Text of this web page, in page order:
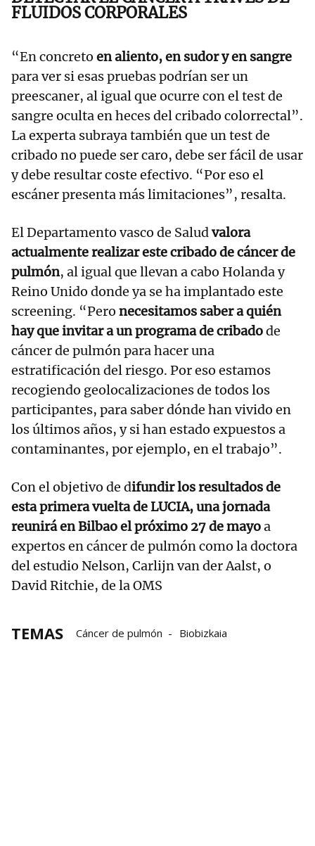
FLUIDOS CORPORALES
“En concreto en aliento, en sudor y en sangre
para ver si esas pruebas podrían ser un
preescaner, al igual que ocurre con el test de
sangre oculta en heces del cribado colorrectal”.
La experta subraya también que un test de
cribado no puede ser caro, debe ser fácil de usar
y debe resultar coste efectivo. “Por eso el
escáner presenta más limitaciones”, resalta.
El Departamento vasco de Saludvalora
actualmente realizar este cribado de cáncer de
pulmón, al igual que llevan a cabo Holanda y
Reino Unido donde ya se ha implantado este
screening. “Pero necesitamos saber a quién
hay que invitar a un programa de cribadode
cáncer de pulmón para hacer una
estratificación del riesgo. Por eso estamos
recogiendo geolocalizaciones de todos los
participantes, para saber dónde han vivido en
los últimos años, y si han estado expuestos a
contaminantes, por ejemplo, en el trabajo”.
Con el objetivo de difundir los resultados de
esta primera vuelta de LUCIA, una jornada
reunirá en Bilbao el próximo 27 de mayoa
expertos en cáncer de pulmón como la doctora
del estudio Nelson, Carlijn van der Aalst, o
David Ritchie, de la OMS
TEMAS Cáncer de pulmón Biobizkaia